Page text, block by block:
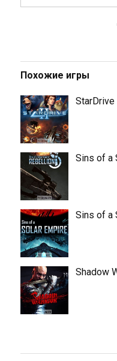
Похожие игры
StarDrive
Sins of a
Sins of a
Shadow